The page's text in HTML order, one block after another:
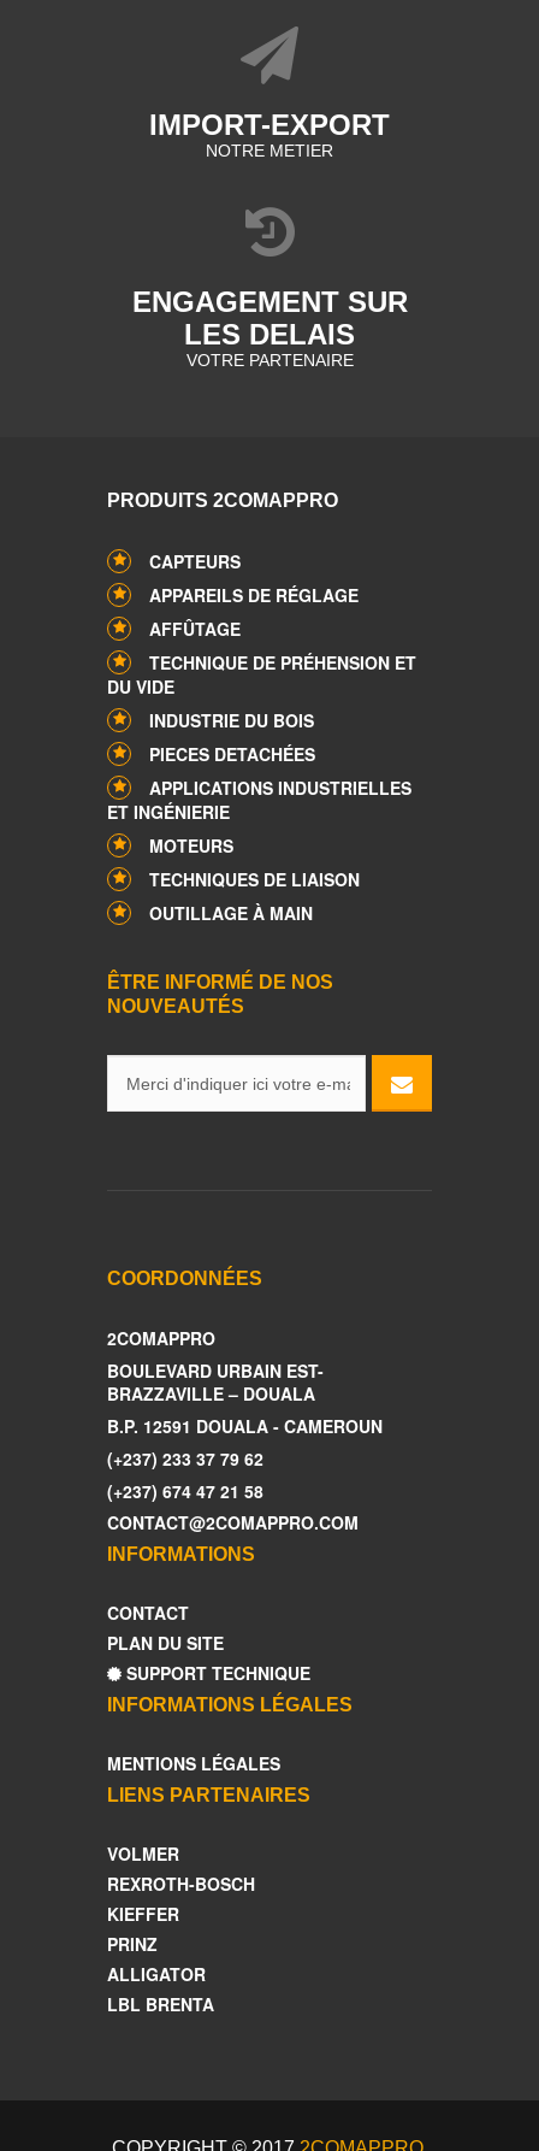
IMPORT-EXPORT
NOTRE METIER
ENGAGEMENT SUR
LES DELAIS
VOTRE PARTENAIRE
PRODUITS 2COMAPPRO
CAPTEURS
APPAREILS DE RÉGLAGE
AFFÛTAGE
TECHNIQUE DE PRÉHENSION ET
DU VIDE
INDUSTRIE DU BOIS
PIECES DETACHÉES
APPLICATIONS INDUSTRIELLES
ET INGÉNIERIE
MOTEURS
TECHNIQUES DE LIAISON
OUTILLAGE À MAIN
ÊTRE INFORMÉ DE NOS
NOUVEAUTÉS
COORDONNÉES
2COMAPPRO
BOULEVARD URBAIN EST-
BRAZZAVILLE – DOUALA
B.P. 12591 DOUALA - CAMEROUN
(+237) 233 37 79 62
(+237) 674 47 21 58
CONTACT@2COMAPPRO.COM
INFORMATIONS
CONTACT
PLAN DU SITE
SUPPORT TECHNIQUE
INFORMATIONS LÉGALES
MENTIONS LÉGALES
LIENS PARTENAIRES
VOLMER
REXROTH-BOSCH
KIEFFER
PRINZ
ALLIGATOR
LBL BRENTA